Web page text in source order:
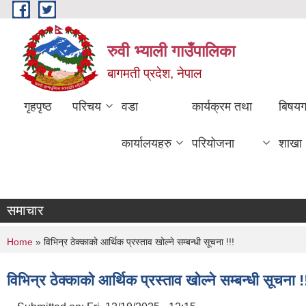
Skip to main content
रुवी भ्याली गाउँपालिका
बागमती प्रदेश, नेपाल
गृहपृष्ठ परिचय वडा
कार्यालयहरु
कार्यक्रम तथा
परियोजना शाखा
समाचार
You are here
Home » विभिन्र ठेक्काको आर्थिक प्रस्ताव खोल्ने सम्बन्धी सूचना !!!
विभिन्र ठेक्काको आर्थिक प्रस्ताव खोल्ने सम्बन्धी सूचना